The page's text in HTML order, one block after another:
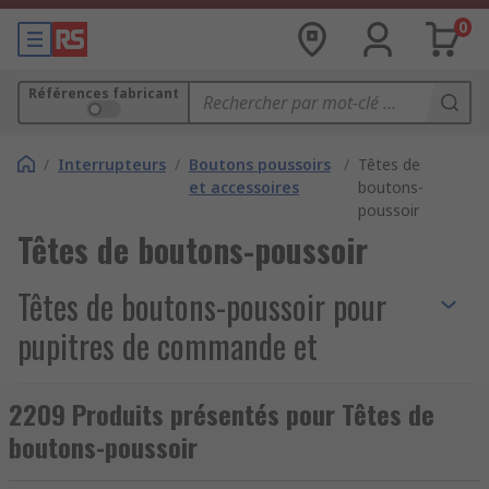
0
Références fabricant
/ Interrupteurs / Boutons poussoirs
et accessoires
/ Têtes de
boutons-
poussoir
Têtes de boutons-poussoir
Têtes de boutons-poussoir pour
pupitres de commande et
Vous cherchez destêtes de boutons-poussoir
pour équiper un pupitre de commande, une
2209 Produits présentés pour Têtes de
boutons-poussoir